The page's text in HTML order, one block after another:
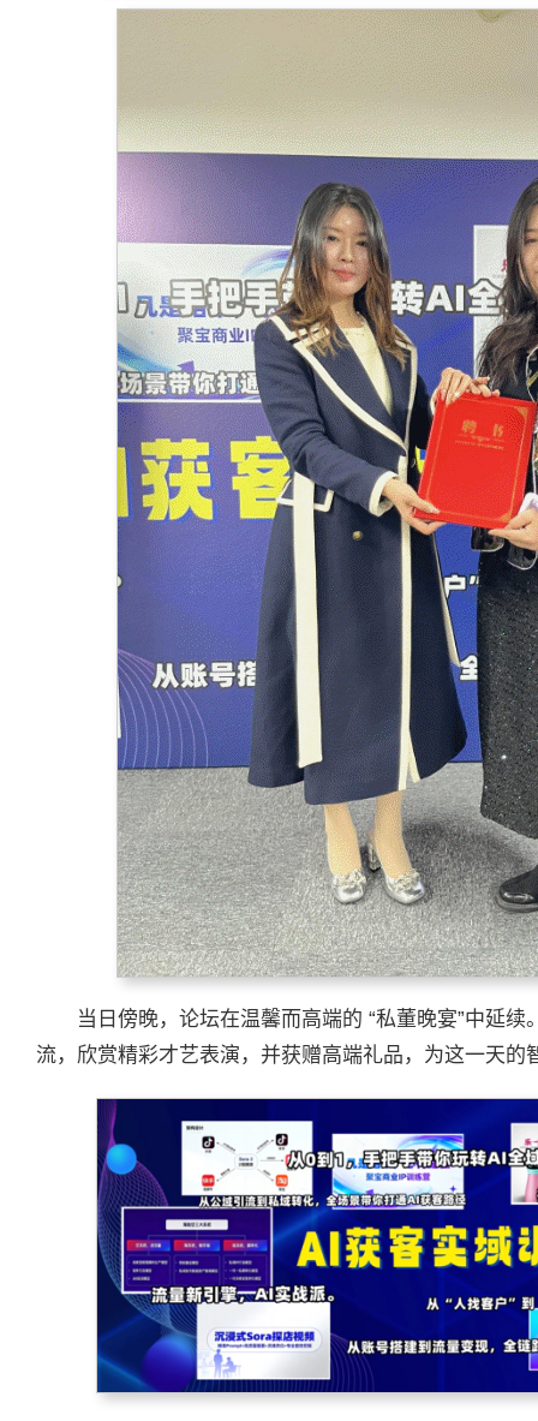
当日傍晚，论坛在温馨而高端的 “私董晚宴”中延
流，欣赏精彩才艺表演，并获赠高端礼品，为这一天的